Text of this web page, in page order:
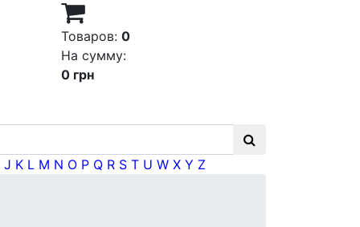
Товаров: 0
На сумму:
0 грн
J K L M N O P Q R S T U W X Y Z